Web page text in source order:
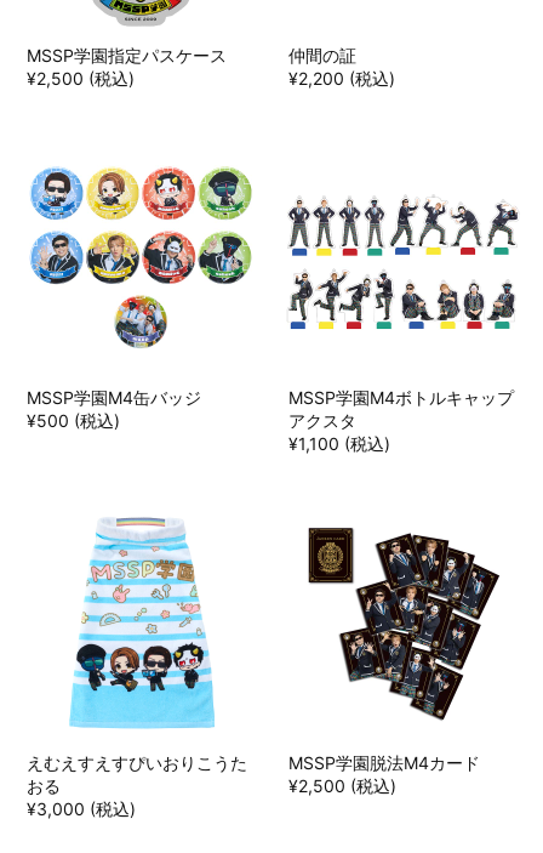
MSSP学園指定パスケース
¥2,500 (税込)
仲間の証
¥2,200 (税込)
MSSP学園M4缶バッジ
¥500 (税込)
MSSP学園M4ボトルキャップ
アクスタ
¥1,100 (税込)
えむえすえすぴいおりこうた
おる
¥3,000 (税込)
MSSP学園脱法M4カード
¥2,500 (税込)